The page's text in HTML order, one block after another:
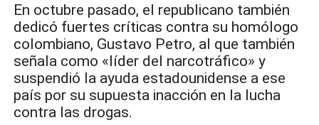
En octubre pasado, el republicano también
dedicó fuertes críticas contra su homólogo
colombiano, Gustavo Petro, al que también
señala como «líder del narcotráfico» y
suspendió la ayuda estadounidense a ese
país por su supuesta inacción en la lucha
contra las drogas.